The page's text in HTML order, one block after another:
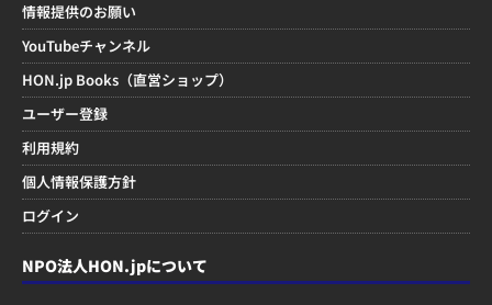
情報提供のお願い
YouTubeチャンネル
HON.jp Books（直営ショップ）
ユーザー登録
利用規約
個人情報保護方針
ログイン
NPO法人HON.jpについて